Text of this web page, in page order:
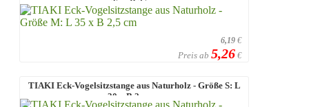
6,19 €
Preis ab 5,26 €
TIAKI Eck-Vogelsitzstange aus Naturholz - Größe S: L
30 x B 2 cm ...